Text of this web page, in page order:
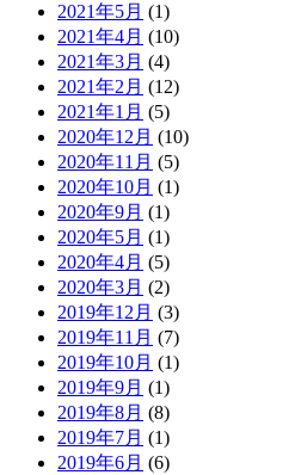
2021年5月 (1)
2021年4月 (10)
2021年3月 (4)
2021年2月 (12)
2021年1月 (5)
2020年12月 (10)
2020年11月 (5)
2020年10月 (1)
2020年9月 (1)
2020年5月 (1)
2020年4月 (5)
2020年3月 (2)
2019年12月 (3)
2019年11月 (7)
2019年10月 (1)
2019年9月 (1)
2019年8月 (8)
2019年7月 (1)
2019年6月 (6)